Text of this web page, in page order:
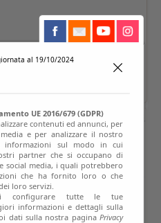
al 19/10/2024
UE 2016/679 (GDPR)
contenuti ed annunci, per
e per analizzare il nostro
informazioni sul modo in cui
partner che si occupano di
social media, i quali potrebbero
che ha fornito loro o che
loro servizi.
configurare tutte le tue
informazioni e dettagli sulla
dati sulla nostra paginaPrivacy